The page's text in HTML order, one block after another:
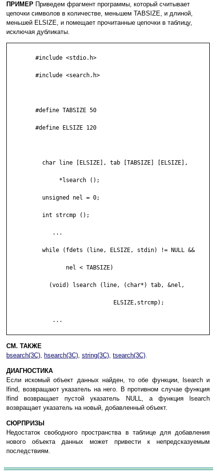
ПРИМЕР Приведем фрагмент программы, который считывает
цепочки символов в количестве, меньшем TABSIZE, и длиной,
меньшей ELSIZE, и помещает прочитанные цепочки в таблицу,
исключая дубликаты.
СМ. ТАКЖЕ
bsearch(3C), hsearch(3C), string(3C), tsearch(3C).
ДИАГНОСТИКА
Если искомый объект данных найден, то обе функции, lsearch и
lfind, возвращают указатель на него. В противном случае функция
lfind возвращает пустой указатель NULL, а функция lsearch
возвращает указатель на новый, добавленный объект.
СЮРПРИЗЫ
Недостаток свободного пространства в таблице для добавления
нового объекта данных может привести к непредсказуемым
последствиям.